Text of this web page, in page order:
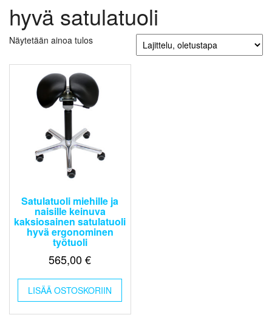
hyvä satulatuoli
Näytetään ainoa tulos
Satulatuoli miehille ja
naisille keinuva
kaksiosainen satulatuoli
hyvä ergonominen
työtuoli
565,00€
LISÄÄ OSTOSKORIIN